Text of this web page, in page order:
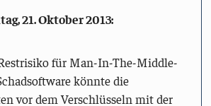
21. Oktober 2013:
für Man-In-The-Middle-
könnte die
vor dem Verschlüsseln mit der